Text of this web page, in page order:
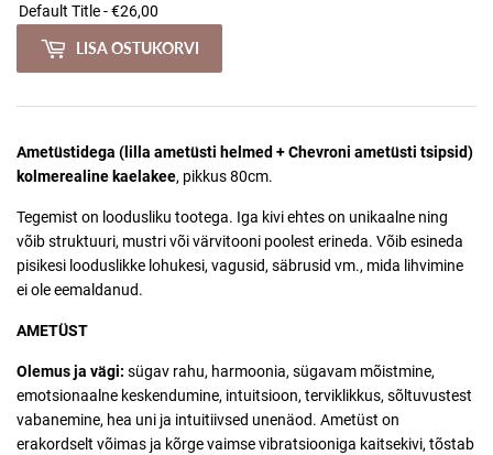
LISA OSTUKORVI
Ametüstidega (lilla ametüsti helmed + Chevroni ametüsti tsipsid)
kolmerealine kaelakee, pikkus 80cm.
Tegemist on loodusliku tootega. Iga kivi ehtes on unikaalne ning
võib struktuuri, mustri või värvitooni poolest erineda. Võib esineda
pisikesi looduslikke lohukesi, vagusid, säbrusid vm., mida lihvimine
ei ole eemaldanud.
AMETÜST
Olemus ja vägi: sügav rahu, harmoonia, sügavam mõistmine,
emotsionaalne keskendumine, intuitsioon, terviklikkus, sõltuvustest
vabanemine, hea uni ja intuitiivsed unenäod. Ametüst on
erakordselt võimas ja kõrge vaimse vibratsiooniga kaitsekivi, tõstab